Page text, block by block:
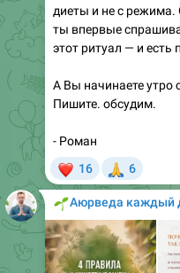
этот ритуал — и есть
А Вы начинаете утро
- Роман
Аюрведа каждый